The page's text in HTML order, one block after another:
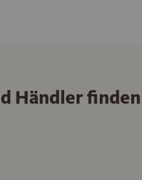
Händler finden